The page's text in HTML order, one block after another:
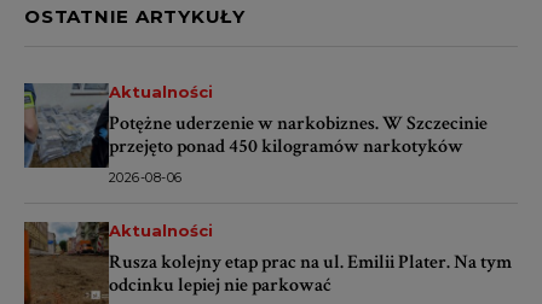
OSTATNIE ARTYKUŁY
Aktualności
Potężne uderzenie w narkobiznes. W Szczecinie
przejęto ponad 450 kilogramów narkotyków
2026-08-06
Aktualności
Rusza kolejny etap prac na ul. Emilii Plater. Na tym
odcinku lepiej nie parkować